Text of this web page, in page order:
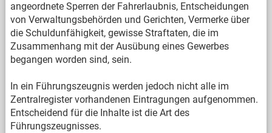
angeordnete Sperren der Fahrerlaubnis, Entscheidungen
von Verwaltungsbehörden und Gerichten, Vermerke über
die Schuldunfähigkeit, gewisse Straftaten, die im
Zusammenhang mit der Ausübung eines Gewerbes
begangen worden sind, sein.
In ein Führungszeugnis werden jedoch nicht alle im
Zentralregister vorhandenen Eintragungen aufgenommen.
Entscheidend für die Inhalte ist die Art des
Führungszeugnisses.